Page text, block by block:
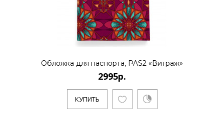
Обложка для паспорта, PAS2 «Витраж»
2995р.
КУПИТЬ